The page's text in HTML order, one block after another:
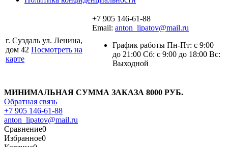
г. Суздаль ул. Ленина,
дом 42 Посмотреть на
карте
+7 905 146-61-88
Email: anton_lipatov@mail.ru
График работы Пн-Пт: с 9:00
до 21:00 Сб: с 9:00 до 18:00 Вс:
Выходной
МИНИМАЛЬНАЯ СУММА ЗАКАЗА 8000 РУБ.
Обратная связь
+7 905 146-61-88
anton_lipatov@mail.ru
Сравнение0
Избранное0